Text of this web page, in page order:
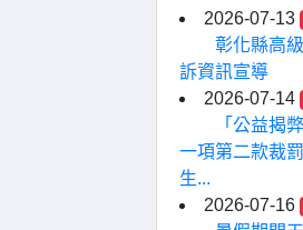
2026-07-13
彰化縣高
訴資訊宣導
2026-07-14
「公益揭
一項第二款裁
生...
2026-07-16